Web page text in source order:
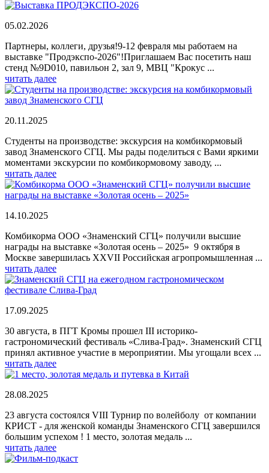
05.02.2026
Партнеры, коллеги, друзья!9-12 февраля мы работаем на
выставке "Продэкспо-2026"!Приглашаем Вас посетить наш
стенд №9D010, павильон 2, зал 9, МВЦ "Крокус ...
читать далее
20.11.2025
Студенты на производстве: экскурсия на комбикормовый
завод Знаменского СГЦ. Мы рады поделиться с Вами яркими
моментами экскурсии по комбикормовому заводу, ...
читать далее
14.10.2025
Комбикорма ООО «Знаменский СГЦ» получили высшие
награды на выставке «Золотая осень – 2025» 9 октября в
Москве завершилась XXVII Российская агропромышленная ...
читать далее
17.09.2025
30 августа, в ПГТ Кромы прошел III историко-
гастрономический фестиваль «Слива-Град». Знаменский СГЦ
принял активное участие в мероприятии. Мы угощали всех ...
читать далее
28.08.2025
23 августа состоялся VIII Турнир по волейболу от компании
КРИСТ - для женской команды Знаменского СГЦ завершился
большим успехом ! 1 место, золотая медаль ...
читать далее